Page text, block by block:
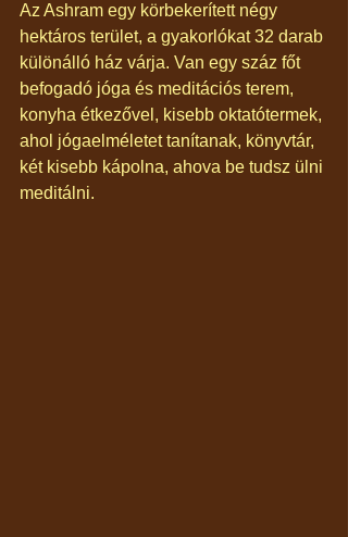
Az Ashram egy körbekerített négy
hektáros terület, a gyakorlókat 32 darab
különálló ház várja. Van egy száz főt
befogadó jóga és meditációs terem,
konyha étkezővel, kisebb oktatótermek,
ahol jógaelméletet tanítanak, könyvtár,
két kisebb kápolna, ahova be tudsz ülni
meditálni.